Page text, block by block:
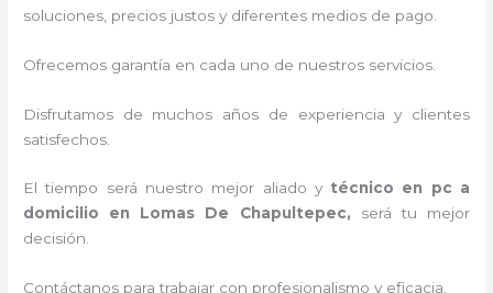
soluciones, precios justos y diferentes medios de pago.
Ofrecemos garantía en cada uno de nuestros servicios.
Disfrutamos de muchos años de experiencia y clientes
satisfechos.
El tiempo será nuestro mejor aliado y técnico en pc a
domicilio
en Lomas De Chapultepec, será tu mejor
decisión.
Contáctanos para trabajar con profesionalismo y eficacia.